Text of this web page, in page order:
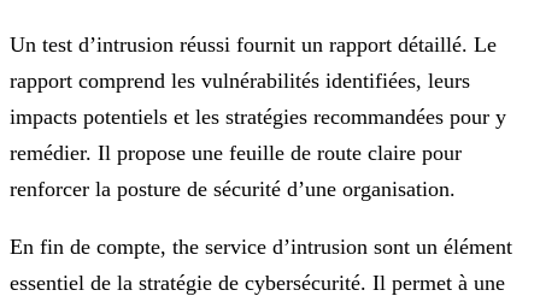
Un test d’intrusion réussi fournit un rapport détaillé. Le
rapport comprend les vulnérabilités identifiées, leurs
impacts potentiels et les stratégies recommandées pour y
remédier. Il propose une feuille de route claire pour
renforcer la posture de sécurité d’une organisation.
En fin de compte, the service d’intrusion sont un élément
essentiel de la stratégie de cybersécurité. Il permet à une